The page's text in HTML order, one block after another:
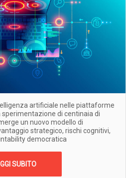
artificiale nelle piattaforme
di centinaia di
un nuovo modello di
strategico, rischi cognitivi,
democratica
SUBITO